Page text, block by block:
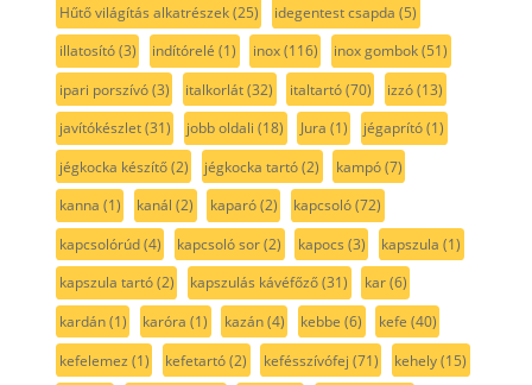
Hűtő világítás alkatrészek(25) idegentest csapda (5)
illatosító(3) indítórelé (1) inox(116) inox gombok(51)
ipari porszívó(3) italkorlát(32) italtartó(70) izzó(13)
javítókészlet(31) jobb oldali (18) Jura (1) jégaprító(1)
jégkocka készítő(2) jégkocka tartó(2) kampó(7)
kanna (1) kanál (2) kaparó(2) kapcsoló(72)
kapcsolórúd(4) kapcsoló sor(2) kapocs (3) kapszula (1)
kapszula tartó(2) kapszulás kávéfőző(31) kar(6)
kardán(1) karóra (1) kazán(4) kebbe (6) kefe (40)
kefelemez (1) kefetartó(2) kefésszívófej (71) kehely(15)